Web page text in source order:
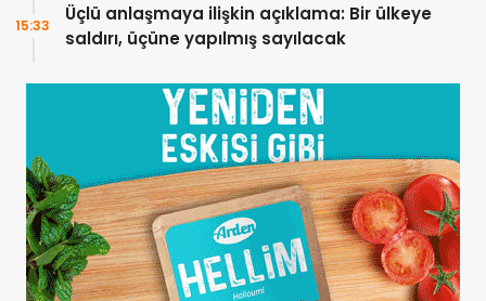
Üçlü anlaşmaya ilişkin açıklama: Bir ülkeye
saldırı, üçüne yapılmış sayılacak
15:33